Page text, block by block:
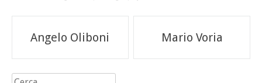
Navigazione
articoli
Angelo Oliboni Mario Voria
Ricerca